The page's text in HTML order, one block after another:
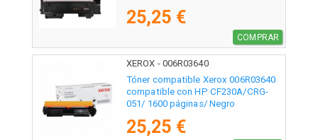
25,25 €
COMPRAR
XEROX - 006R03640
Tóner compatible Xerox 006R03640
compatible con HP CF230A/CRG-
051/ 1600 páginas/ Negro
25,25 €